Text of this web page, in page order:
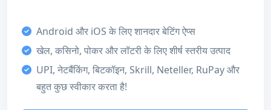
आईपीएल पर सट्टेबाजी करें
समीक्षा पढ़ें
हमारा स्कोर
बोनस
ग्राहक सहायता
Android और iOS के लिए शानदार बेटिंग ऐप्स
खेल, कसिनो, पोकर और लॉटरी के लिए शीर्ष स्तरीय उत्पाद
UPI, नेटबैंकिंग, बिटकॉइन, Skrill, Neteller, RuPay और
बहुत कुछ स्वीकार करता है!